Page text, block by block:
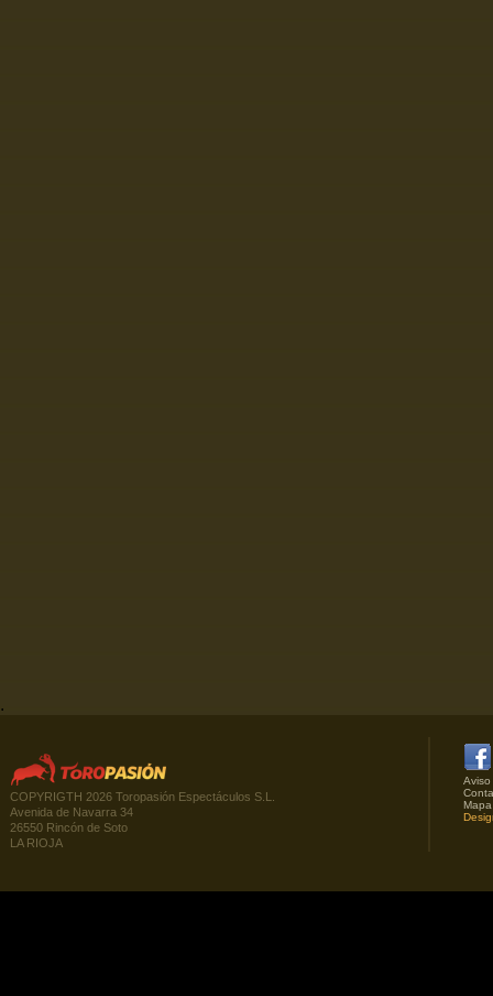
.
COPYRIGTH 2026 Toropasión Espectáculos S.L.
Avenida de Navarra 34
26550 Rincón de Soto
LA RIOJA